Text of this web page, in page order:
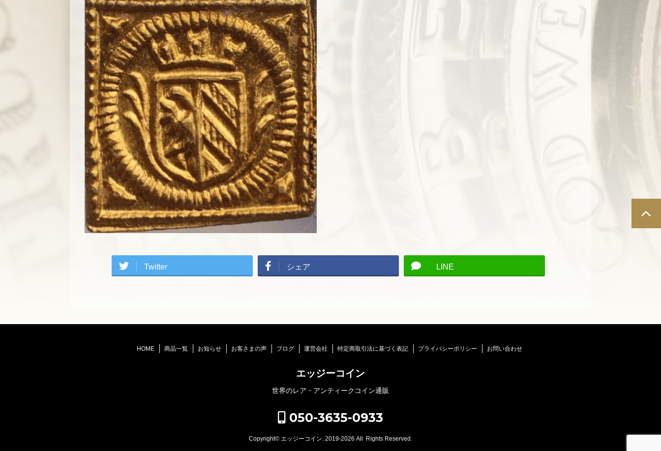
Twitter シェア LINE
HOME 商品一覧 お知らせ お客さまの声 ブログ 運営会社 特定商取引法に基づく表記 プライバシーポリシー お問い合わせ
エッジーコイン
世界のレア・アンティークコイン通販
050-3635-0933
Copyright© エッジーコイン. 2019-2026 All Rights Reserved.